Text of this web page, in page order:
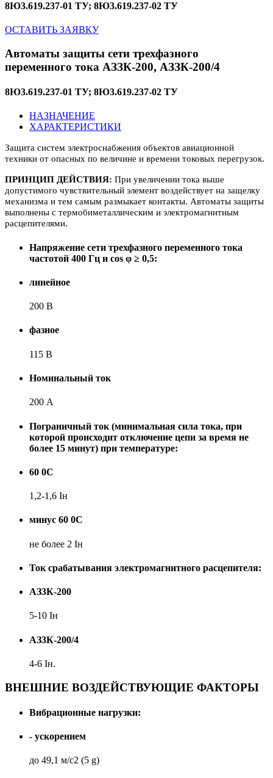
8Ю3.619.237-01 ТУ; 8Ю3.619.237-02 ТУ
ОСТАВИТЬ ЗАЯВКУ
Автоматы защиты сети трехфазного
переменного тока АЗЗК-200, АЗЗК-200/4
8Ю3.619.237-01 ТУ; 8Ю3.619.237-02 ТУ
НАЗНАЧЕНИЕ
ХАРАКТЕРИСТИКИ
Защита систем электроснабжения объектов авиационной
техники от опасных по величине и времени токовых перегрузок.
ПРИНЦИП ДЕЙСТВИЯ: При увеличении тока выше
допустимого чувствительный элемент воздействует на защелку
механизма и тем самым размыкает контакты. Автоматы защиты
выполнены с термобиметаллическим и электромагнитным
расцепителями.
Напряжение сети трехфазного переменного тока
частотой 400 Гц и cos φ ≥ 0,5:
линейное
200 В
фазное
115 В
Номинальный ток
200 А
Пограничный ток (минимальная сила тока, при
которой происходит отключение цепи за время не
более 15 минут) при температуре:
60 0С
1,2-1,6 Iн
минус 60 0С
не более 2 Iн
Ток срабатывания электромагнитного расцепителя:
АЗ3К-200
5-10 Iн
АЗ3К-200/4
4-6 Iн.
ВНЕШНИЕ ВОЗДЕЙСТВУЮЩИЕ ФАКТОРЫ
Вибрационные нагрузки:
- ускорением
до 49,1 м/с2 (5 g)